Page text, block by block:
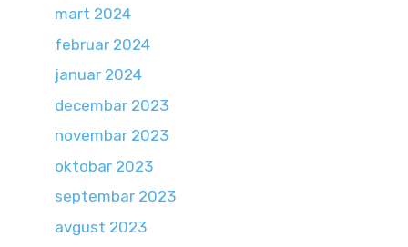
mart 2024
februar 2024
januar 2024
decembar 2023
novembar 2023
oktobar 2023
septembar 2023
avgust 2023